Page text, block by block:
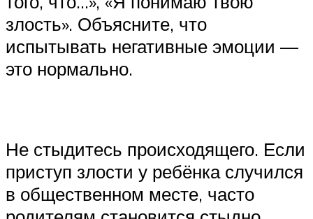
злость». Объясните, что
испытывать негативные эмоции —
это нормально.
‍Не стыдитесь происходящего. Если
приступ злости у ребёнка случился
в общественном месте, часто